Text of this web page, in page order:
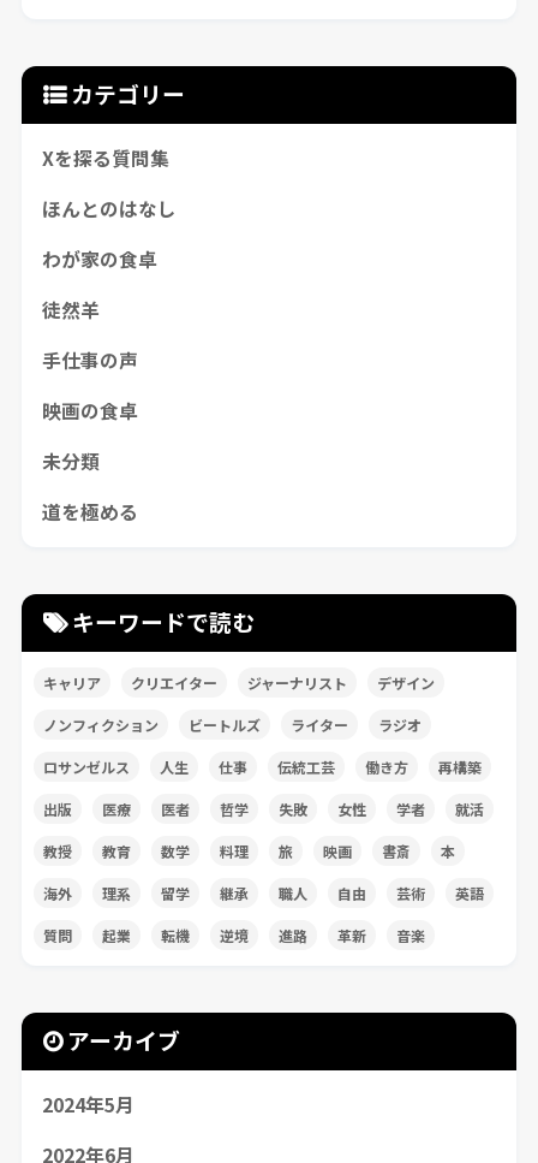
カテゴリー
Xを探る質問集
ほんとのはなし
わが家の食卓
徒然羊
手仕事の声
映画の食卓
未分類
道を極める
キーワードで読む
キャリア クリエイター ジャーナリスト デザイン
ノンフィクション ビートルズ ライター ラジオ
ロサンゼルス 人生 仕事 伝統工芸 働き方 再構築
出版 医療 医者 哲学 失敗 女性 学者 就活
教授 教育 数学 料理 旅 映画 書斎 本
海外 理系 留学 継承 職人 自由 芸術 英語
質問 起業 転機 逆境 進路 革新 音楽
アーカイブ
2024年5月
2022年6月